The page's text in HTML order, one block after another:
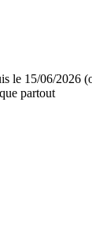
le 15/06/2026
partout